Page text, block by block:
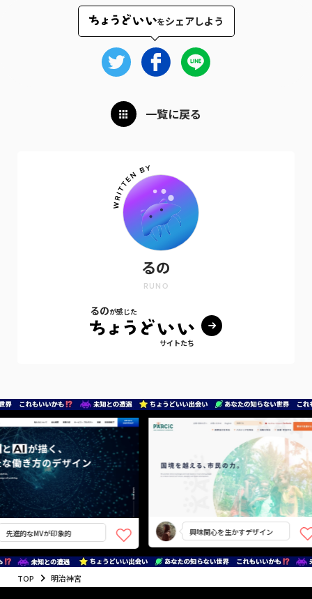
をシェアしよう
一覧に戻る
るの
RUNO
るのが感じた
サイトたち
進的なMVが印象的 興味関心を生かすデザイン
TOP 明治神宮